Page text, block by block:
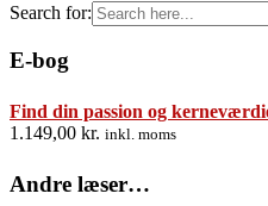
Search for:
E-bog
Find din passion og
1.149,00 kr. inkl. moms
Andre læser…